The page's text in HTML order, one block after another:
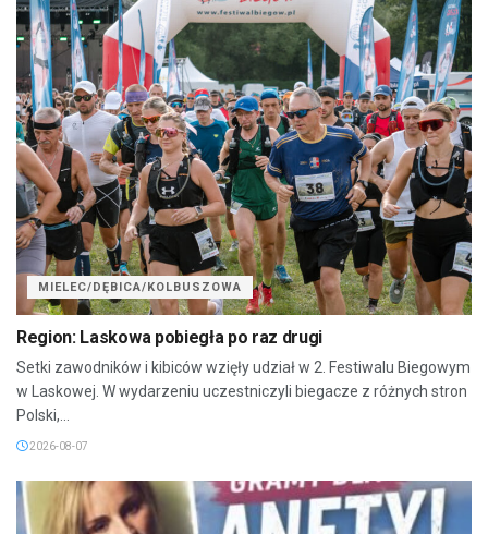
MIELEC/DĘBICA/KOLBUSZOWA
Region: Laskowa pobiegła po raz drugi
Setki zawodników i kibiców wzięły udział w 2. Festiwalu Biegowym
w Laskowej. W wydarzeniu uczestniczyli biegacze z różnych stron
Polski,...
2026-08-07